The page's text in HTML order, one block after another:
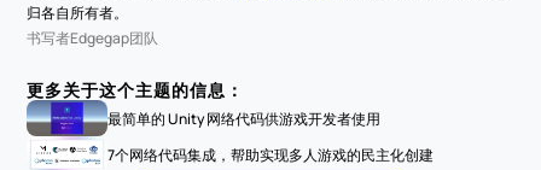
归各自所有者。
书写者Edgegap团队
更多关于这个主题的信息：
最简单的 Unity 网络代码供游戏开发者使用
7个网络代码集成，帮助实现多人游戏的民主化创建